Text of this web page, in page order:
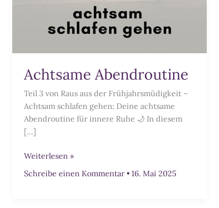
Achtsame Abendroutine
Teil 3 von Raus aus der Frühjahrsmüdigkeit –
Achtsam schlafen gehen: Deine achtsame
Abendroutine für innere Ruhe 🌙 In diesem
[…]
Achtsame
Weiterlesen »
Schreibe einen Kommentar • 16. Mai 2025